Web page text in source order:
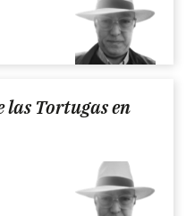
las Tortugas en